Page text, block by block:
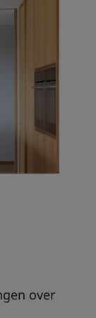
over